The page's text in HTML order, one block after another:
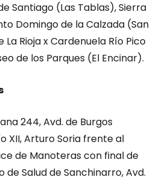
Santiago (Las Tablas), Sierra
Domingo de la Calzada (San
Rioja x Cardenuela Río Pico
de los Parques (El Encinar).
244, Avd. de Burgos
XII, Arturo Soria frente al
de Manoteras con final de
de Salud de Sanchinarro, Avd.